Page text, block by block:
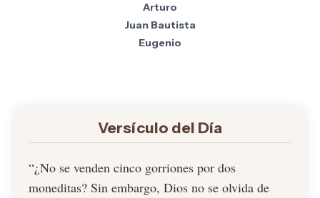
Arturo
Juan Bautista
Eugenio
Versículo del Día
“¿No se venden cinco gorriones por dos
moneditas? Sin embargo, Dios no se olvida de